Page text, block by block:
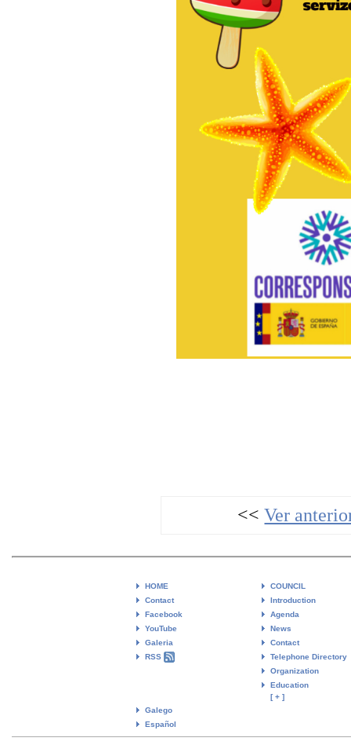
<<Ver
HOME
Contact
Facebook
YouTube
Galeria
RSS
Galego
Español
COUNCIL
Introduction
Agenda
News
Contact
Telephone Directory
Organization
Education
[ + ]